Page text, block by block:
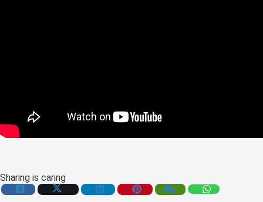
Sharing is caring